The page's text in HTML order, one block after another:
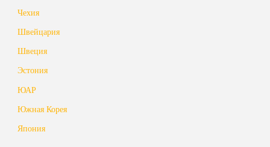
Чехия
Швейцария
Швеция
Эстония
ЮАР
Южная Корея
Япония